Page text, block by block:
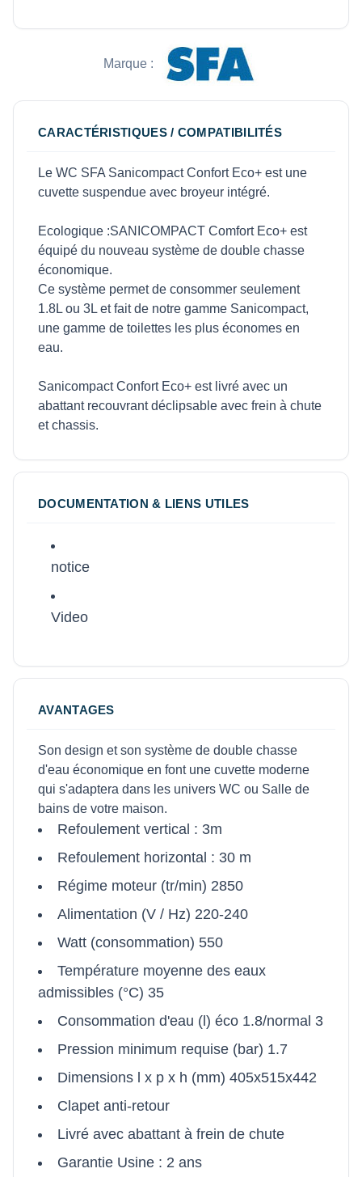
Marque :
CARACTÉRISTIQUES / COMPATIBILITÉS
Le WC SFA Sanicompact Confort Eco+ est une
cuvette suspendue avec broyeur intégré.
Ecologique :SANICOMPACT Comfort Eco+ est
équipé du nouveau système de double chasse
économique.
Ce système permet de consommer seulement
1.8L ou 3L et fait de notre gamme Sanicompact,
une gamme de toilettes les plus économes en
eau.
Sanicompact Confort Eco+ est livré avec un
abattant recouvrant déclipsable avec frein à chute
et chassis.
DOCUMENTATION & LIENS UTILES
notice
Video
AVANTAGES
Son design et son système de double chasse
d'eau économique en font une cuvette moderne
qui s'adaptera dans les univers WC ou Salle de
bains de votre maison.
Refoulement vertical : 3m
Refoulement horizontal : 30 m
Régime moteur (tr/min) 2850
Alimentation (V / Hz) 220-240
Watt (consommation) 550
Température moyenne des eaux
admissibles (°C) 35
Consommation d'eau (l) éco 1.8/normal 3
Pression minimum requise (bar) 1.7
Dimensions l x p x h (mm) 405x515x442
Clapet anti-retour
Livré avec abattant à frein de chute
Garantie Usine : 2 ans